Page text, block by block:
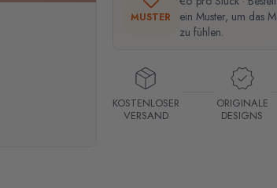
MUSTER
ein Muster, um das
zu fühlen.
KOSTENLOSER
VERSAND
ORIGINALE
DESIGNS